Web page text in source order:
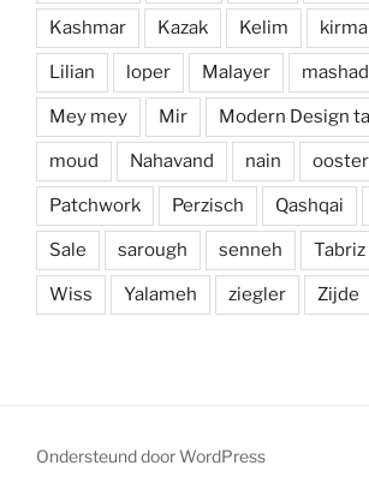
Kashmar Kazak Kelim
Lilian loper Malayer mashad
Mey mey Mir Modern Design
moud Nahavand nain
Patchwork Perzisch Qashqai
Sale sarough senneh Tabriz
Wiss Yalameh ziegler Zijde
Ondersteund door WordPress